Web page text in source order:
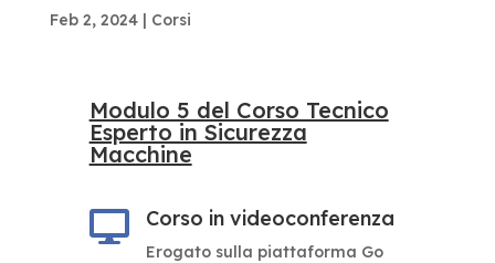
Feb 2, 2024| Corsi
Modulo 5 del Corso Tecnico
Esperto in Sicurezza
Macchine
 Corso in videoconferenza
Erogato sulla piattaforma Go